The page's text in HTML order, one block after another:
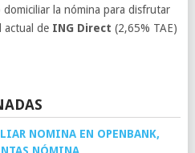
domiciliar la nómina para disfrutar
actual de ING Direct (2,65% TAE)
NOMINA EN OPENBANK,